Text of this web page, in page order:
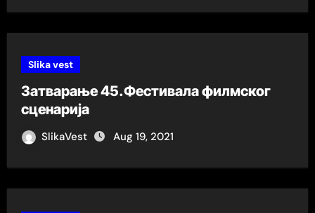
Slika vest
Затварање 45.Фестивала филмског
сценарија
SlikaVest Aug 19, 2021